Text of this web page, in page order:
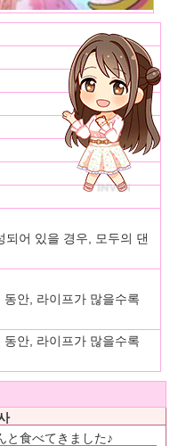
어 있을 경우, 모두의 댄
안, 라이프가 많을수록
안, 라이프가 많을수록
と食べてきました♪